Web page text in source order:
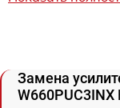
Замена
W660PUC3INX